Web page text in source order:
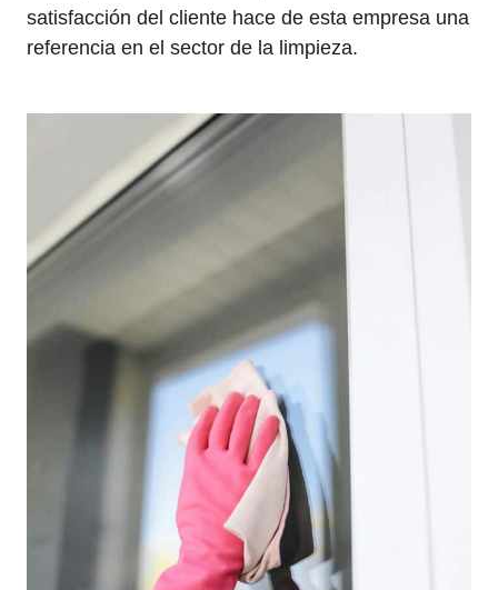
satisfacción del cliente hace de esta empresa una
referencia en el sector de la limpieza.